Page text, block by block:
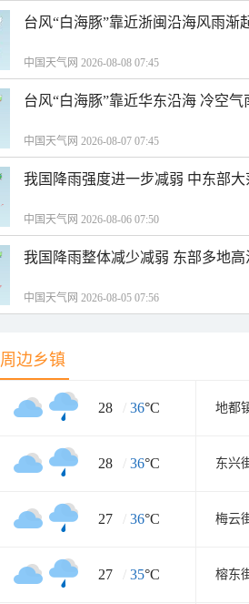
台风“白海豚”靠近浙闽沿海风雨渐
中国天气网 2026-08-08 07:45
台风“白海豚”靠近华东沿海 冷空
中国天气网 2026-08-07 07:45
我国降雨强度进一步减弱 中东部
中国天气网 2026-08-06 07:50
我国降雨整体减少减弱 东部多地
中国天气网 2026-08-05 07:56
周边乡镇
28 / 36°C 地都
28 / 36°C 东兴
27 / 36°C 梅云
27 / 35°C 榕东